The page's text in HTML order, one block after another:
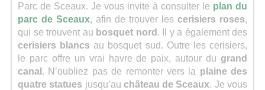
Parc de Sceaux. Je vous invite à consulter le plan du
parc de Sceaux, afin de trouver les cerisiers roses,
qui se trouvent au bosquet nord . Il y a également des
cerisiers blancs au bosquet sud. Outre les cerisiers,
le parc offre un vrai havre de paix, autour du grand
canal . N’oubliez pas de remonter vers la plaine des
quatre statues jusqu’au château de Sceaux. Je vous